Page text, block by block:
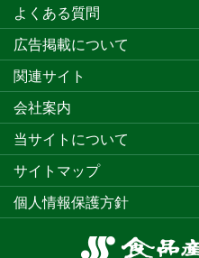
よくある質問
広告掲載について
関連サイト
会社案内
当サイトについて
サイトマップ
個人情報保護方針